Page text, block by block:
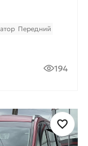
Передний
194